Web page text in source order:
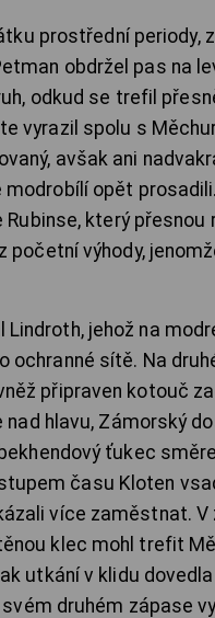
prostřední periody,
obdržel pas na
odkud se trefil
vyrazil spolu s
avšak ani
opět
který přesnou
výhody,
jehož na
ochranné sítě. Na
připraven kotouč
hlavu, Zámorský
ťukec
času Kloten
více zaměstnat. V
klec mohl trefit
utkání v klidu
druhém zápase